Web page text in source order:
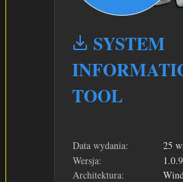
SYSTEM
TOOL
Data wydania: 25
Wersja:
Architektura: